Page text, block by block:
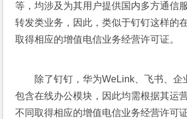
等，均涉及为其用户提供国内多方通信
转发类业务，因此，类似于钉钉这样的
取得相应的增值电信业务经营许可证。
除了钉钉，华为WeLink、飞书、企
包含在线办公模块，因此均需根据其运
不同取得相应的增值电信业务经营许可证